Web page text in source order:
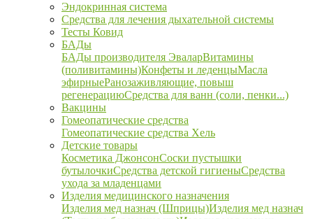
Эндокринная система
Средства для лечения дыхательной системы
Тесты Ковид
БАДы
БАДы производителя ЭваларВитамины
(поливитамины)Конфеты и леденцыМасла
эфирныеРанозаживляющие, повыш
регенерациюСредства для ванн (соли, пенки...)
Вакцины
Гомеопатические средства
Гомеопатические средства Хель
Детские товары
Косметика ДжонсонСоски пустышки
бутылочкиСредства детской гигиеныСредства
ухода за младенцами
Изделия медицинского назначения
Изделия мед назнач (Шприцы)Изделия мед назнач